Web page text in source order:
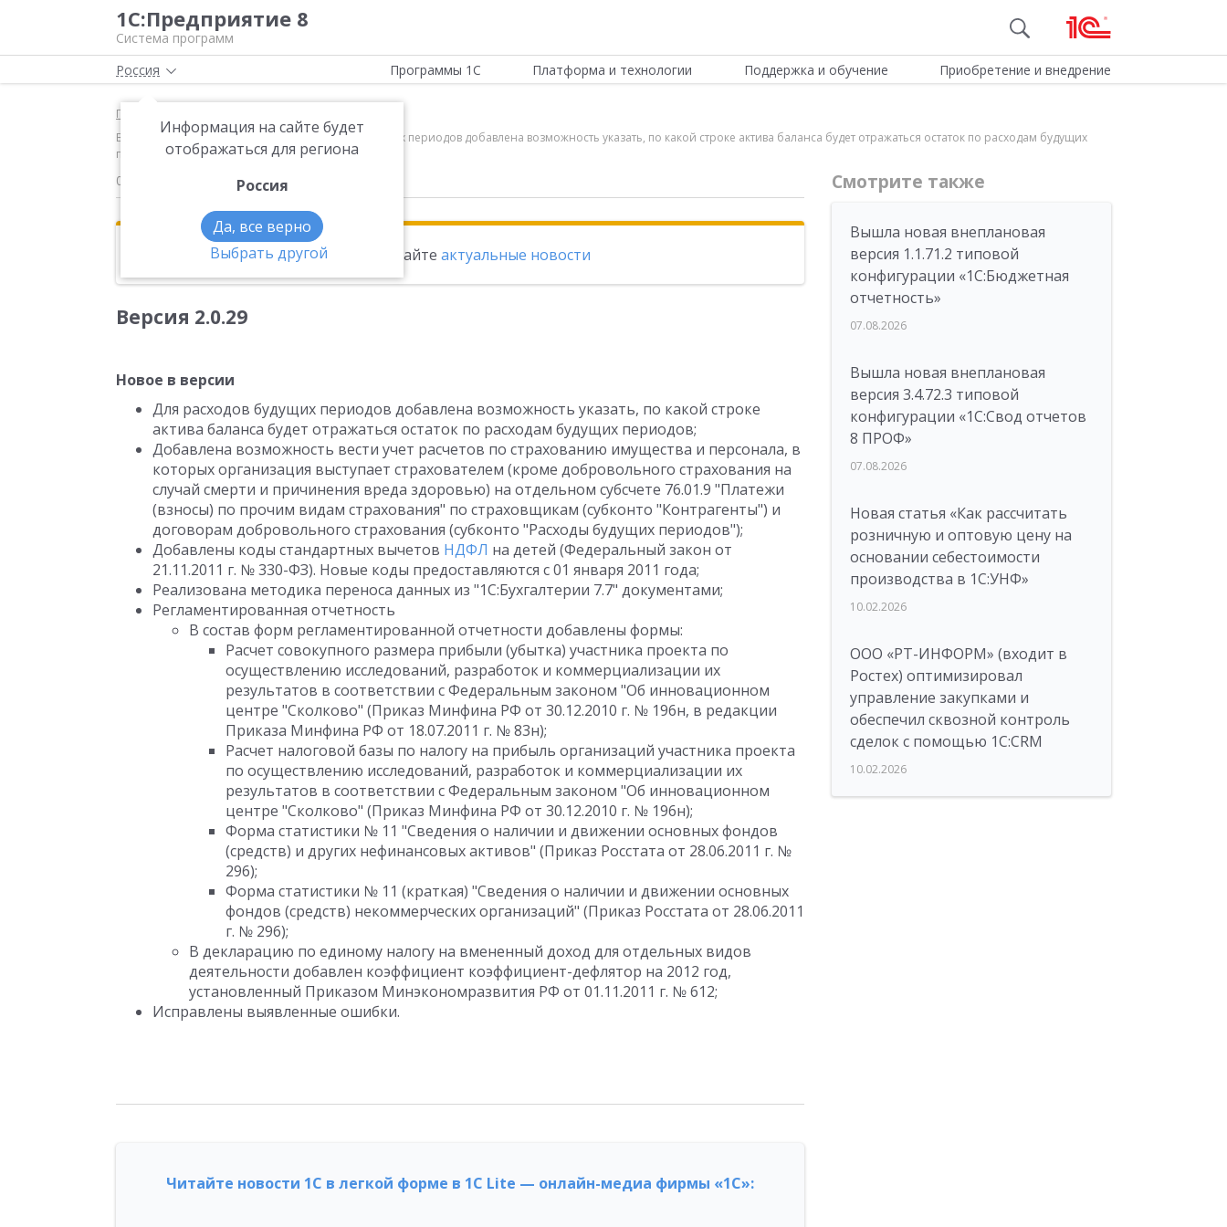
1С:Предприятие 8
Система программ
Россия
Информация на сайте будет
отображаться для региона
Россия
Да, все верно
Выбрать другой
Программы 1С Платформа и технологии Поддержка и обучение Приобретение и внедрение
Главная
Версия 2.0.29 Новое в версии Для расходов будущих периодов добавлена возможность указать, по какой строке актива баланса будет отражаться остаток по расходам будущих
периодов
02.12.2011
Эта новость находится в архиве. Читайте актуальные новости
Версия 2.0.29
Новое в версии
Для расходов будущих периодов добавлена возможность указать, по какой строке
актива баланса будет отражаться остаток по расходам будущих периодов;
Добавлена возможность вести учет расчетов по страхованию имущества и персонала, в
которых организация выступает страхователем (кроме добровольного страхования на
случай смерти и причинения вреда здоровью) на отдельном субсчете 76.01.9 "Платежи
(взносы) по прочим видам страхования" по страховщикам (субконто "Контрагенты") и
договорам добровольного страхования (субконто "Расходы будущих периодов");
Добавлены коды стандартных вычетов НДФЛ на детей (Федеральный закон от
21.11.2011 г. № 330-ФЗ). Новые коды предоставляются с 01 января 2011 года;
Реализована методика переноса данных из "1С:Бухгалтерии 7.7" документами;
Регламентированная отчетность
В состав форм регламентированной отчетности добавлены формы:
Расчет совокупного размера прибыли (убытка) участника проекта по
осуществлению исследований, разработок и коммерциализации их
результатов в соответствии с Федеральным законом "Об инновационном
центре "Сколково" (Приказ Минфина РФ от 30.12.2010 г. № 196н, в редакции
Приказа Минфина РФ от 18.07.2011 г. № 83н);
Расчет налоговой базы по налогу на прибыль организаций участника проекта
по осуществлению исследований, разработок и коммерциализации их
результатов в соответствии с Федеральным законом "Об инновационном
центре "Сколково" (Приказ Минфина РФ от 30.12.2010 г. № 196н);
Форма статистики № 11 "Сведения о наличии и движении основных фондов
(средств) и других нефинансовых активов" (Приказ Росстата от 28.06.2011 г. №
296);
Форма статистики № 11 (краткая) "Сведения о наличии и движении основных
фондов (средств) некоммерческих организаций" (Приказ Росстата от 28.06.2011
г. № 296);
В декларацию по единому налогу на вмененный доход для отдельных видов
деятельности добавлен коэффициент коэффициент-дефлятор на 2012 год,
установленный Приказом Минэкономразвития РФ от 01.11.2011 г. № 612;
Исправлены выявленные ошибки.
Читайте новости 1С в легкой форме в 1С Lite — онлайн-медиа фирмы «1С»:
Смотрите также
Вышла новая внеплановая
версия 1.1.71.2 типовой
конфигурации «1C:Бюджетная
отчетность»
07.08.2026
Вышла новая внеплановая
версия 3.4.72.3 типовой
конфигурации «1C:Свод отчетов
8 ПРОФ»
07.08.2026
Новая статья «Как рассчитать
розничную и оптовую цену на
основании себестоимости
производства в 1С:УНФ»
10.02.2026
ООО «РТ-ИНФОРМ» (входит в
Ростех) оптимизировал
управление закупками и
обеспечил сквозной контроль
сделок с помощью 1С:CRM
10.02.2026